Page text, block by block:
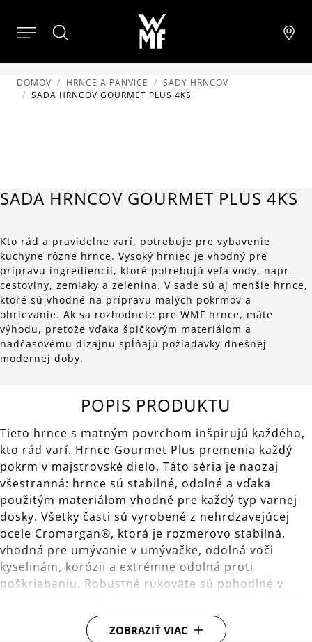
DOMOV HRNCE A PANVICE
SADY HRNCOV
SADA HRNCOV GOURMET PLUS 4KS
SADA HRNCOV GOURMET PLUS 4KS
Kto rád a pravidelne varí, potrebuje pre vybavenie
kuchyne rôzne hrnce. Vysoký hrniec je vhodný pre
prípravu ingrediencií, ktoré potrebujú veľa vody, napr.
cestoviny, zemiaky a zelenina. V sade sú aj menšie hrnce,
ktoré sú vhodné na prípravu malých pokrmov a
ohrievanie. Ak sa rozhodnete pre WMF hrnce, máte
výhodu, pretože vďaka špičkovým materiálom a
nadčasovému dizajnu spĺňajú požiadavky dnešnej
modernej doby.
POPIS PRODUKTU
Tieto hrnce s matným povrchom inšpirujú každého,
kto rád varí. Hrnce Gourmet Plus premenia každý
pokrm v majstrovské dielo. Táto séria je naozaj
všestranná: hrnce sú stabilné, odolné a vďaka
použitým materiálom vhodné pre každý typ varnej
dosky. Všetky časti sú vyrobené z nehrdzavejúcej
ocele Cromargan®, ktorá je rozmerovo stabilná,
vhodná pre umývanie v umývačke, odolná voči
kyselinám, korózii a extrémne odolná proti
poškriabaniu. Robustné rukoväte sú pohodlné v
Pokrievky sedia pevne a umožňujú riadené
uvoľňovanie pary - vďaka tomu nedochádza k
ZOBRAZIŤ VIAC